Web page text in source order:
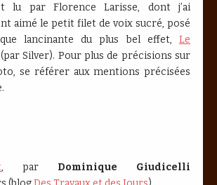
lu par Florence Larisse, dont j’ai
aimé le petit filet de voix sucré, posé
lancinante du plus bel effet, Le
(par Silver). Pour plus de précisions sur
se référer aux mentions précisées
, par Dominique Giudicelli